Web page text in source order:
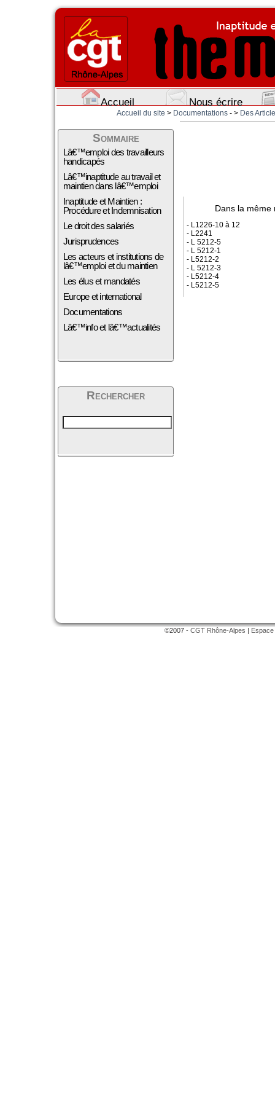
Accueil Nous écrire
Accueil du site > Documentations - > Des
Sommaire
Lâ€™emploi des travailleurs
handicapés
Lâ€™inaptitude au travail et
maintien dans lâ€™emploi
Inaptitude et Maintien :
Procédure et Indemnisation
Le droit des salariés
Jurisprudences
Les acteurs et institutions de
lâ€™emploi et du maintien
Les élus et mandatés
Europe et international
Documentations
Lâ€™info et lâ€™actualités
Rechercher
Dans la même
- L1226-10 à 12
- L2241
- L 5212-5
- L 5212-1
- L5212-2
- L 5212-3
- L5212-4
- L5212-5
©2007 - CGT Rhône-Alpes |